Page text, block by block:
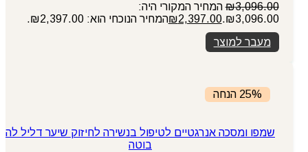
₪3,096.00
המחיר המקורי היה:
₪3,096.00.
₪2,397.00
המחיר הנוכחי הוא: ₪2,397.00.
מעבר למוצר
25% הנחה
שמפו ומסכה אנרגטיים לטיפול בנשירה לחיזוק שיער דליל לה
בוטה